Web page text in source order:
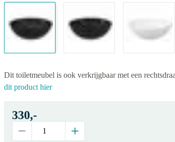
Dit toiletmeubel is ook verkrijgbaar met een
dit product hier
330,-